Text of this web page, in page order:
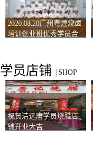
2020.08.20广州粤煌烧卤
培训创业班优秀学员合
学员店铺 SHOP
祝贺清远唐学员烧腊店
铺开业大吉